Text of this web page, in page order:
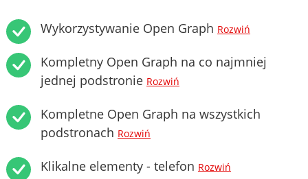
Wykorzystywanie Open Graph Rozwiń
Kompletny Open Graph na co najmniej
jednej podstronie Rozwiń
Kompletne Open Graph na wszystkich
podstronach Rozwiń
Klikalne elementy - telefon Rozwiń